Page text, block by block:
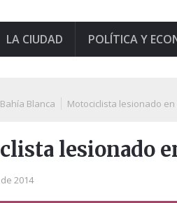
LA CIUDAD POLÍTICA Y
Blanca Motociclista lesionado
lesionado
2014